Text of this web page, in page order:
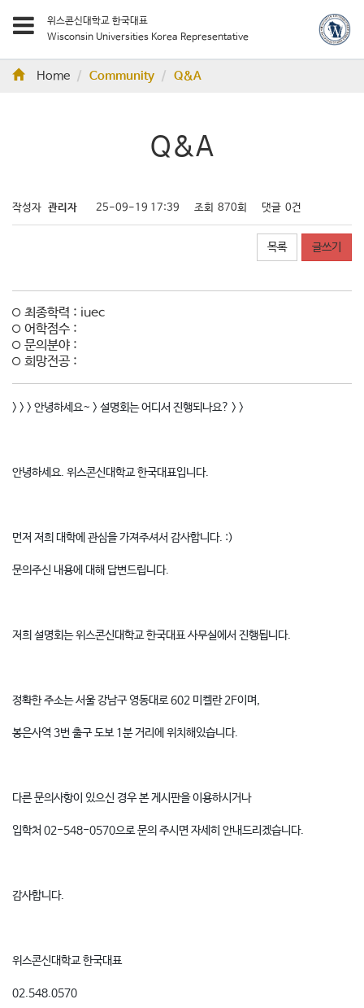
위스콘신대학교 한국대표
Wisconsin Universities Korea Representative
Home Community Q&A
Q&A
작성자 관리자 25-09-19 17:39 조회 870회 댓글 0건
목록 글쓰기
최종학력 : iuec
어학점수 :
문의분야 :
희망전공 :
> > > 안녕하세요~ > 설명회는 어디서 진행되나요? > >
안녕하세요. 위스콘신대학교 한국대표입니다.
먼저 저희 대학에 관심을 가져주셔서 감사합니다. :)
문의주신 내용에 대해 답변드립니다.
저희 설명회는 위스콘신대학교 한국대표 사무실에서 진행됩니다.
정확한 주소는 서울 강남구 영동대로 602 미켈란 2F이며,
봉은사역 3번 출구 도보 1분 거리에 위치해있습니다.
다른 문의사항이 있으신 경우 본 게시판을 이용하시거나
입학처 02-548-0570으로 문의 주시면 자세히 안내드리겠습니다.
감사합니다.
위스콘신대학교 한국대표
02.548.0570